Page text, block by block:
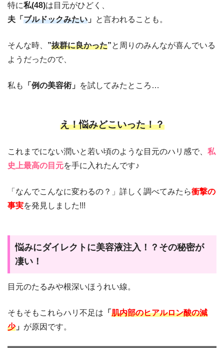
特に私(48)は目元がひどく、
夫「 ブルドックみたい 」 と言われることも。
そんな時、 ”抜群に良かった”と周りのみんなが喜んでいる
ようだったので、
私も 「例の美容術」 を試してみたところ…
え！悩みどこいった！？
これまでにない潤いと若い頃のような目元のハリ感で、 私
史上最高の目元を手に入れたんです♪
「なんでこんなに変わるの？」詳しく調べてみたら衝撃の
事実を発見しました!!!
悩みにダイレクトに美容液注入！？その秘密が
凄い！
目元のたるみや根深いほうれい線。
そもそもこれらハリ不足は 「 肌内部のヒアルロン酸の減
少」 が原因です。